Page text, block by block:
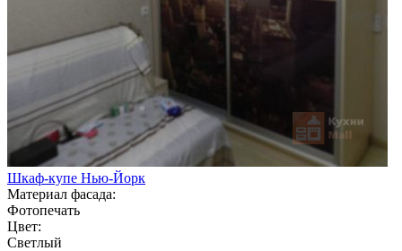
Шкаф-купе Нью-Йорк
Материал фасада:
Фотопечать
Цвет:
Светлый